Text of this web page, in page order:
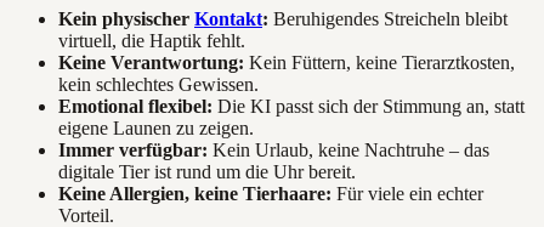
Kein physischer Kontakt: Beruhigendes Streicheln bleibt
virtuell, die Haptik fehlt.
Keine Verantwortung: Kein Füttern, keine Tierarztkosten,
kein schlechtes Gewissen.
Emotional flexibel: Die KI passt sich der Stimmung an, statt
eigene Launen zu zeigen.
Immer verfügbar: Kein Urlaub, keine Nachtruhe – das
digitale Tier ist rund um die Uhr bereit.
Keine Allergien, keine Tierhaare: Für viele ein echter
Vorteil.